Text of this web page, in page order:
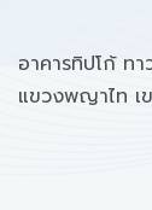
อาคารทิปโก้ ท
แขวงพญาไท